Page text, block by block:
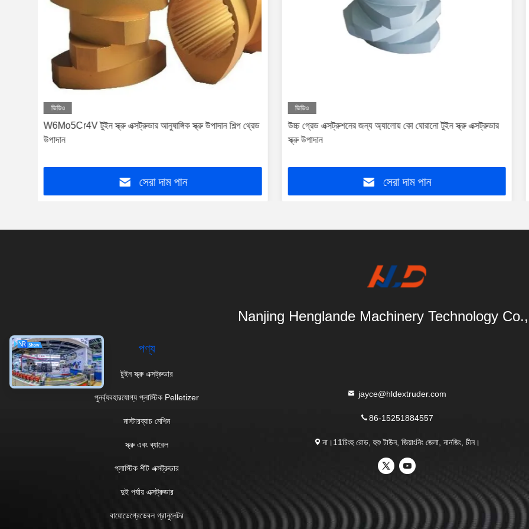
ভিডিও
W6Mo5Cr4V টুইন স্ক্রু এক্সট্রুডার আনুষাঙ্গিক স্ক্রু উপাদান শিল্প থ্রেড
উপাদান
সেরা দাম পান
ভিডিও
উচ্চ গ্রেড এক্সট্রুশনের জন্য অ্যালোয় কো ঘোরানো টুইন স্ক্রু এক্সট্রুডার
স্ক্রু উপাদান
সেরা দাম পান
Nanjing Henglande Machinery Technology Co.,
পণ্য
টুইন স্ক্রু এক্সট্রুডার
পুনর্ব্যবহারযোগ্য প্লাস্টিক Pelletizer
মাস্টারব্যাচ মেশিন
স্ক্রু এবং ব্যারেল
প্লাস্টিক শীট এক্সট্রুডার
দুই পর্যায় এক্সট্রুডার
বায়োডেগ্রেডেবল গ্রানুলেটর
jayce@hldextruder.com
86-15251884557
না।11চিংহু রোড, হুশু টাউন, জিয়াংনিং জেলা, নানজিং, চীন।